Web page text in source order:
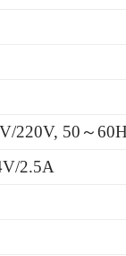
220V, 50～
2.5A